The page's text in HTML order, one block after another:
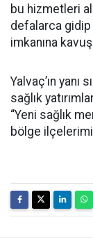
bu hizmetleri
defalarca gidip
imkanına
Yalvaç’ın
sağlık
“Yeni sağlık
bölge